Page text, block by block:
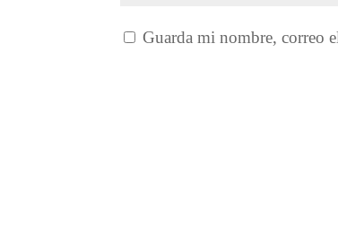
Guarda mi nombre, correo